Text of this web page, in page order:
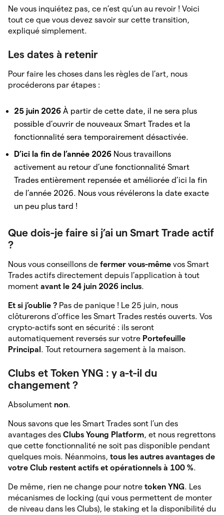
Ne vous inquiétez pas, ce n’est qu’un au revoir ! Voici
tout ce que vous devez savoir sur cette transition,
expliqué simplement.
Les dates à retenir
Pour faire les choses dans les règles de l’art, nous
procéderons par étapes :
25 juin 2026 À partir de cette date, il ne sera plus
possible d’ouvrir de nouveaux Smart Trades et la
fonctionnalité sera temporairement désactivée.
D’ici la fin de l’année 2026 Nous travaillons
activement au retour d’une fonctionnalité Smart
Trades entièrement repensée et améliorée d’ici la fin
de l’année 2026. Nous vous révélerons la date exacte
un peu plus tard !
Que dois-je faire si j’ai un Smart Trade actif
?
Nous vous conseillons de fermer vous-même vos Smart
Trades actifs directement depuis l’application à tout
moment avant le 24 juin 2026 inclus.
Et si j’oublie ? Pas de panique ! Le 25 juin, nous
clôturerons d’office les Smart Trades restés ouverts. Vos
crypto-actifs sont en sécurité : ils seront
automatiquement reversés sur votre Portefeuille
Principal . Tout retournera sagement à la maison.
Clubs et Token YNG : y a-t-il du
changement ?
Absolument non.
Nous savons que les Smart Trades sont l’un des
avantages des Clubs Young Platform, et nous regrettons
que cette fonctionnalité ne soit pas disponible pendant
quelques mois. Néanmoins, tous les autres avantages de
votre Club restent actifs et opérationnels à 100 %.
De même, rien ne change pour notre token YNG. Les
mécanismes de locking (qui vous permettent de monter
de niveau dans les Clubs), le staking et la disponibilité du